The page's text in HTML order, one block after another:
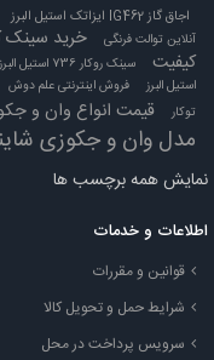
اجاق گاز IG462 ایزاتک استیل البرز
آنلاین توالت فرنگی
خرید سینک
کیفیت
سینک روکار 736 استیل البرز
استیل البرز
فروش اینترنتی علم دوش
توکار
قیمت انواع وان و
مدل وان و جکوزی
نمایش همه برچسب ها
اطلاعات و خدمات
قوانین و مقررات
شرایط حمل و تحویل کالا
سرویس پرداخت در محل